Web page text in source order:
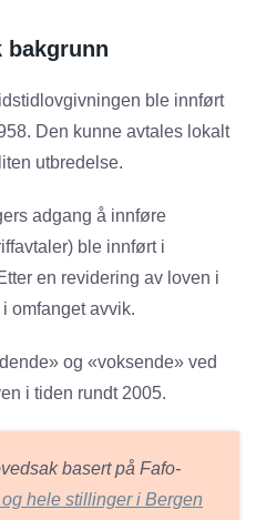
bakgrunn
ble innført
Den kunne avtales lokalt
utbredelse.
adgang å innføre
ble innført i
en revidering av loven i
omfanget avvik.
og «voksende» ved
i tiden rundt 2005.
basert på Fafo-
hele stillinger i Bergen